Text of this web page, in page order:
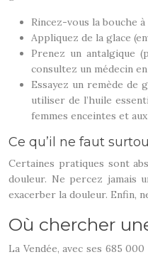
Rincez-vous la bouche
Appliquez de la glace
Prenez un antalgique
consultez un médecin
Essayez un remède de
utiliser de l’huile
femmes enceintes et
Ce qu’il ne faut
Certaines pratiques sont
douleur. Ne percez jamais
exacerber la douleur. Enfin,
Où chercher
La Vendée, avec ses 685